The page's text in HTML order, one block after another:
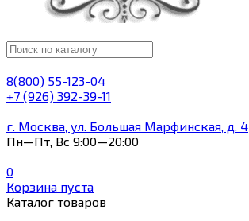
8(800) 55-123-04
+7 (926) 392-39-11
г. Москва, ул. Большая Марфинская, д. 4
Пн—Пт, Вс 9:00—20:00
0
Корзина пуста
Каталог товаров